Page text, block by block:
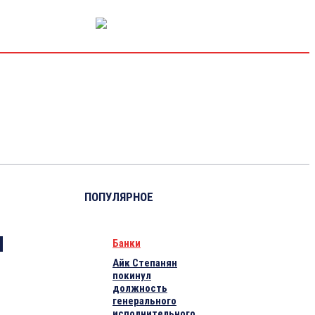
ПОПУЛЯРНОЕ
Банки
Айк Степанян
покинул
должность
генерального